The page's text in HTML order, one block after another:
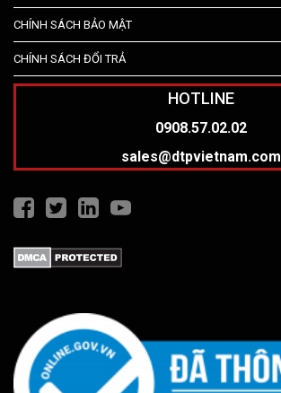
CHÍNH SÁCH BẢO MẬT
CHÍNH SÁCH ĐỔI TRẢ
HOTLINE
0908.57.02.02
sales@dtpvietnam.com